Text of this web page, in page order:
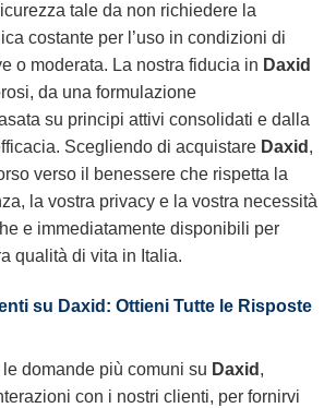
tale da non richiedere la
costante per l’uso in condizioni di
o moderata. La nostra fiducia in Daxid
da una formulazione
su principi attivi consolidati e dalla
Scegliendo di acquistare Daxid ,
verso il benessere che rispetta la
la vostra privacy e la vostra necessità
e immediatamente disponibili per
qualità di vita in Italia.
su Daxid: Ottieni Tutte le Risposte
domande più comuni su Daxid ,
con i nostri clienti, per fornirvi